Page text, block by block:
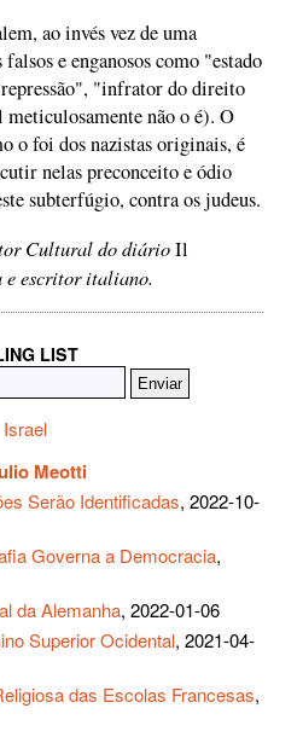
ao invés vez de uma
e enganosos como "estado
"infrator do direito
não o é). O
o foi dos nazistas originais, é
nelas preconceito e ódio
subterfúgio, contra os judeus.
Cultural do diárioIl
escritor italiano.
LIST
Israel
Meotti
Serão Identificadas, 2022-10-
Governa a Democracia,
da Alemanha, 2022-01-06
Superior Ocidental, 2021-04-
das Escolas Francesas,